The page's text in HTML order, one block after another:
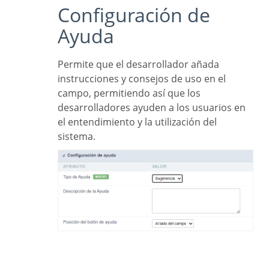
Configuración de
Ayuda
Permite que el desarrollador añada
instrucciones y consejos de uso en el
campo, permitiendo así que los
desarrolladores ayuden a los usuarios en
el entendimiento y la utilización del
sistema.